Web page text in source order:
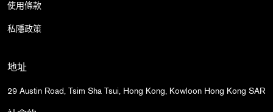
使用條款
私隱政策
地址
29 Austin Road, Tsim Sha Tsui, Hong Kong, Kowloon Hong Kong SAR